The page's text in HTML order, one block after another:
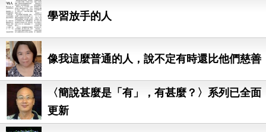
學習放手的人
像我這麼普通的人，說不定有時還比他們慈善
〈簡說甚麼是「有」，有甚麼？〉系列已全面
更新